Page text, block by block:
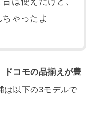
ゃったよ
ドコモの品揃えが豊
は以下の3モデルで